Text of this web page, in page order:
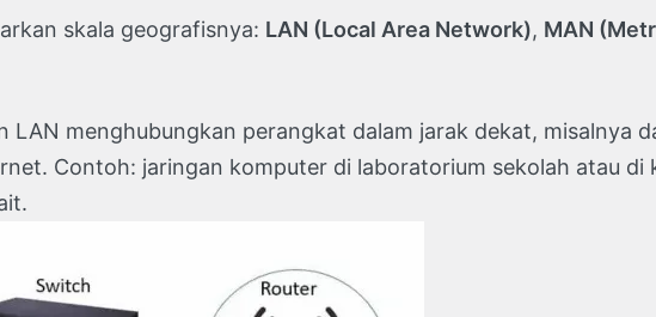
skala geografisnya: LAN (Local Area Network), MAN
LAN menghubungkan perangkat dalam jarak dekat, misalnya
Contoh: jaringan komputer di laboratorium sekolah atau